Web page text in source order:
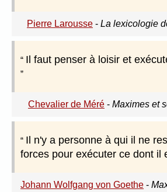
Pierre Larousse - La lexicologie
Il faut penser à loisir et
Chevalier de Méré - Maximes et
Il n'y a personne à qui il ne
forces pour exécuter ce dont il
Johann Wolfgang von Goethe -